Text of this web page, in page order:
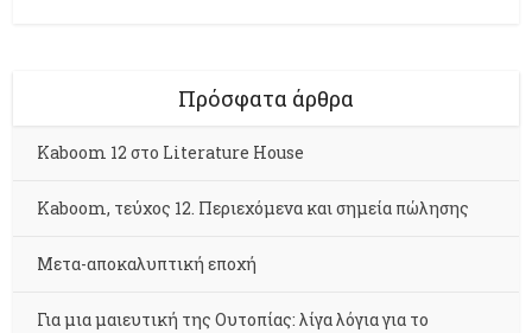
Πρόσφατα άρθρα
Kaboom 12 στο Literature House
Kaboom, τεύχος 12. Περιεχόμενα και σημεία πώλησης
Μετα-αποκαλυπτική εποχή
Για μια μαιευτική της Ουτοπίας: λίγα λόγια για το